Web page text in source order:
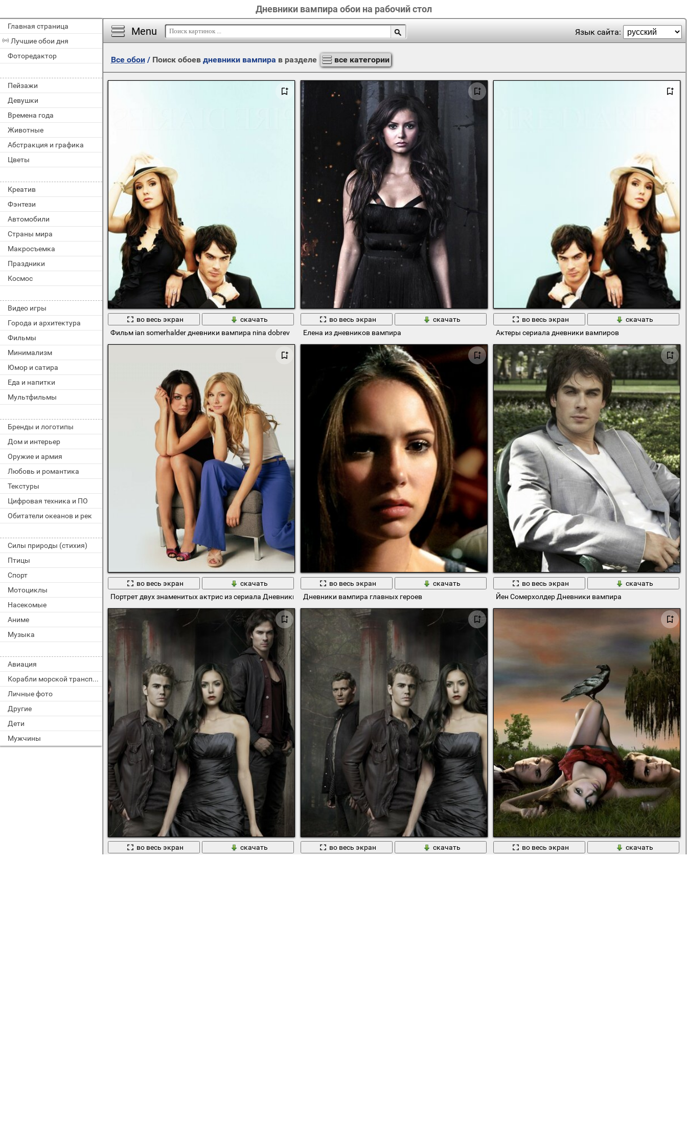
Дневники вампира обои на рабочий стол
Главная страница
Лучшие обои дня
Фоторедактор
Пейзажи
Девушки
Времена года
Животные
Абстракция и графика
Цветы
Креатив
Фэнтези
Автомобили
Страны мира
Макросъемка
Праздники
Космос
Видео игры
Города и архитектура
Фильмы
Минимализм
Юмор и сатира
Еда и напитки
Мультфильмы
Бренды и логотипы
Дом и интерьер
Оружие и армия
Любовь и романтика
Текстуры
Цифровая техника и ПО
Обитатели океанов и рек
Силы природы (стихия)
Птицы
Спорт
Мотоциклы
Насекомые
Аниме
Музыка
Авиация
Корабли морской транспорт
Личные фото
Другие
Дети
Мужчины
Menu Язык сайта:
Все обои/ Поиск обоев дневники вампира в разделе все категории
во весь экран
скачать
Фильм ian somerhalder дневники вампира nina dobrev
во весь экран
скачать
Елена из дневников вампира
во весь экран
скачать
Актеры сериала дневники вампиров
во весь экран
скачать
Портрет двух знаменитых актрис из сериала Дневники вампира
во весь экран
скачать
Дневники вампира главных героев
во весь экран
скачать
Йен Сомерхолдер Дневники вампира
во весь экран
скачать
во весь экран
скачать
во весь экран
скачать